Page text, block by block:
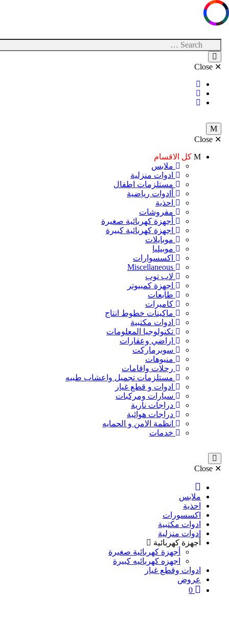
كل الاقسام
ملابس
ادوات منزلية
مستلزمات اطفال
أادوات رياضية
احذية
مفروشات
أجهزة كهربائية صغيرة
اجهزة كهربائية كبيرة
موبايلات
موبيليا
اكسسوارات
Miscellaneous
لاب توب
اجهزة كمبيوتر
طابعات
كاميرات
ماكينات خطوط انتاج
ادوات مكتبية
تكنولوجيا المعلومات
اراضي وعقارات
سوبرماركت
منيوهات
رحلات واقامات
مستلزمات تجميل واعشاب طبيه
ادوات و قطع غيار
سيارات ومركبات
دراجات نارية
دراجات هوائية
انظمة الامن و الحمايه
خدمات
ملابس
اكسسورات
ادوات مكتبية
ادوات منزلية
أجهزة كهربائية
أجهزة كهربائية صغيرة
اجهزه كهربائيه كبيرة
ادوات وقطع غيار
عروض